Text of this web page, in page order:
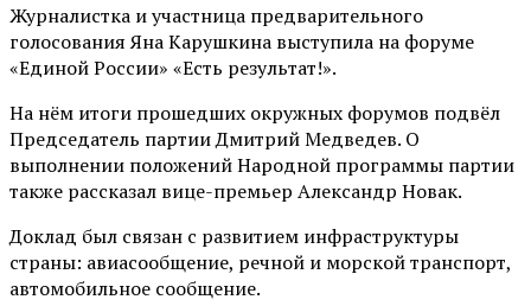
Журналистка и участница предварительного
голосования Яна Карушкина выступила на форуме
«Единой России» «Есть результат!».
На нём итоги прошедших окружных форумов подвёл
Председатель партии Дмитрий Медведев. О
выполнении положений Народной программы партии
также рассказал вице-премьер Александр Новак.
Доклад был связан с развитием инфраструктуры
страны: авиасообщение, речной и морской транспорт,
автомобильное сообщение.